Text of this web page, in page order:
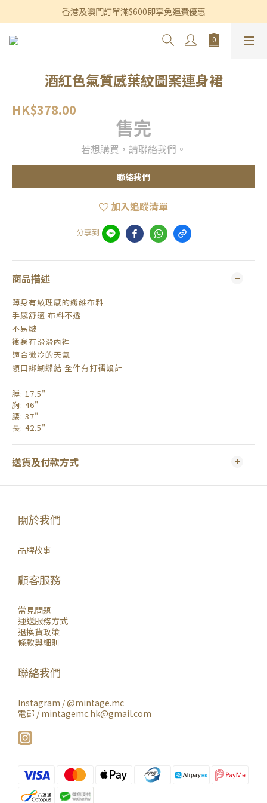
香港及澳門訂單滿$600即享免運費優惠
香港及澳門訂單滿$600即享免運費優惠
3個月內買滿$1,200可享永久九折優惠
酒紅色氣質感葉紋圖案連身裙
HK$378.00
售完
若想購買，請聯絡我們。
聯絡我們
加入追蹤清單
分享到
商品描述
薄身有紋理感的纖維布料
手感舒適 布料不透
不易皺
裙身有滑滑內裡
適合微冷的天氣
領口綁蝴蝶結 全件有打褶設計
膊: 17.5"
胸: 46"
腰: 37"
長: 42.5"
送貨及付款方式
關於我們
品牌故事
顧客服務
常見問題
運送服務方式
退換貨政策
條款與細則
聯絡我們
Instagram /@mintage.mc
電郵 / mintagemc.hk@gmail.com